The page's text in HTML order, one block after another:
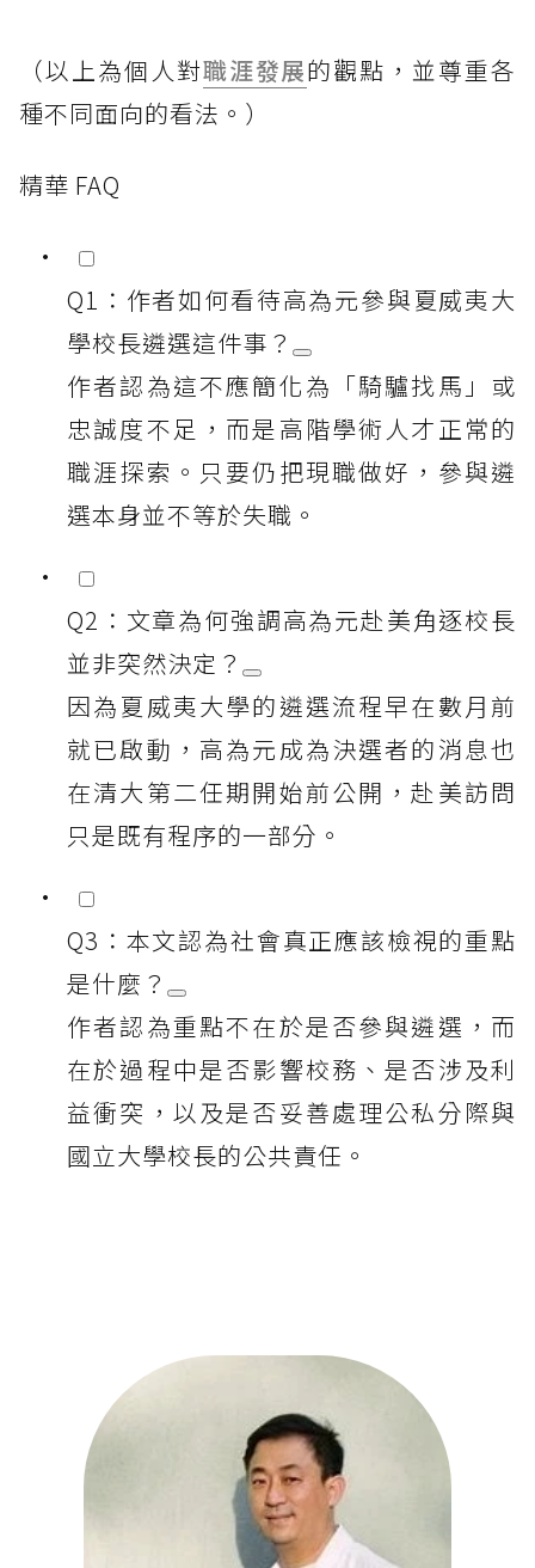
（以上為個人對職涯發展的觀點，並尊重各
種不同面向的看法。）
精華 FAQ
Q1：作者如何看待高為元參與夏威夷大
學校長遴選這件事？
作者認為這不應簡化為「騎驢找馬」或
忠誠度不足，而是高階學術人才正常的
職涯探索。只要仍把現職做好，參與遴
選本身並不等於失職。
Q2：文章為何強調高為元赴美角逐校長
並非突然決定？
因為夏威夷大學的遴選流程早在數月前
就已啟動，高為元成為決選者的消息也
在清大第二任期開始前公開，赴美訪問
只是既有程序的一部分。
Q3：本文認為社會真正應該檢視的重點
是什麼？
作者認為重點不在於是否參與遴選，而
在於過程中是否影響校務、是否涉及利
益衝突，以及是否妥善處理公私分際與
國立大學校長的公共責任。